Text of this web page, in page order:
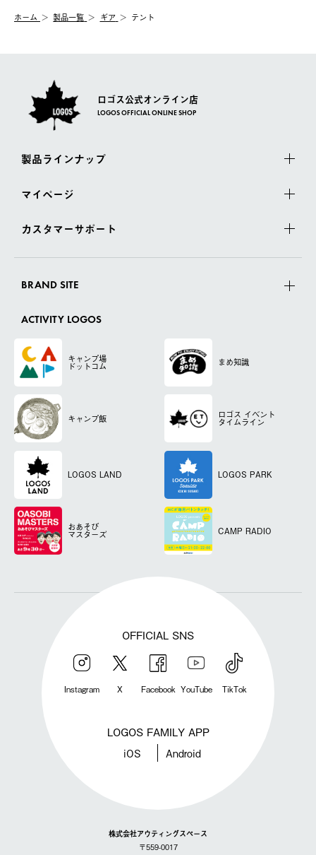
【配送業者】
佐川急便にて配送されます。
一度お手元の商品を返品いただき、ご希望商品を再注文してくだ
ホーム 製品一覧 ギア テント
ロゴス公式オンライン店
LOGOS OFFICIAL ONLINE SHOP
製品ラインナップ
マイページ
カスタマーサポート
BRAND SITE
ACTIVITY LOGOS
キャンプ場
ドットコム まめ知識
キャンプ飯 ロゴス イベント
タイムライン
LOGOS LAND LOGOS PARK
おあそび
マスターズ CAMP RADIO
OFFICIAL SNS
Instagram X Facebook YouTube TikTok
LOGOS FAMILY APP
iOS Android
株式会社アウティングスペース
〒559-0017